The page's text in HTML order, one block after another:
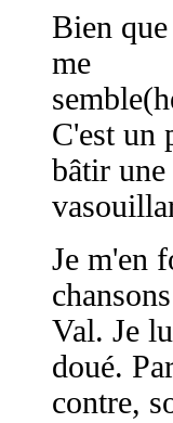
Bien
me
C'est un
bâtir
Je m'en
Val. Je
doué.
contre,